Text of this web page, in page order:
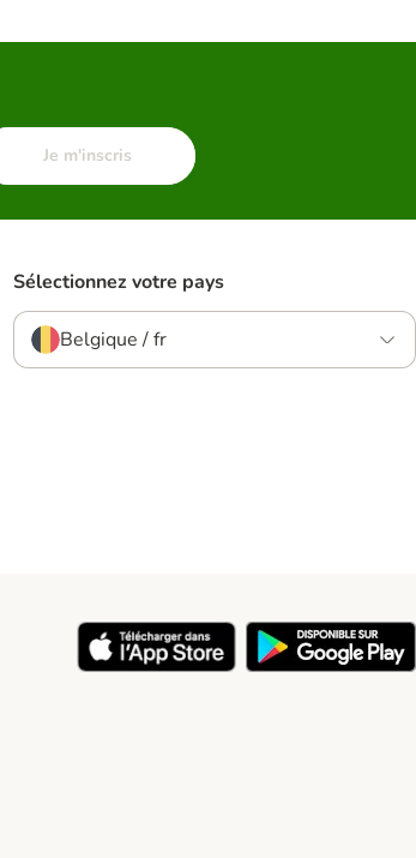
Je m'inscris
Sélectionnez votre pays
Belgique / fr